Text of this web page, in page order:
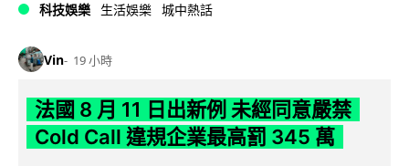
科技娛樂 生活娛樂 城中熱話
Vin 19 小時
法國 8 月 11 日出新例 未經同意嚴禁
Cold Call 違規企業最高罰 345 萬